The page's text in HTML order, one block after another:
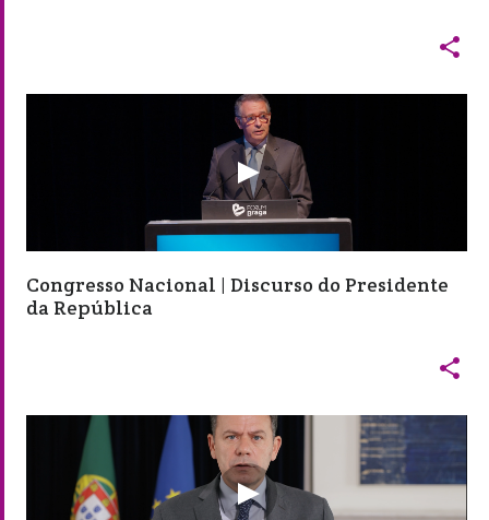

Congresso Nacional | Discurso do Presidente
da República
